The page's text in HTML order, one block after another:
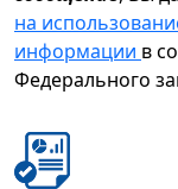
на
информации в
Федерального